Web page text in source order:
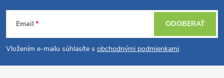
Z
á
p
Email
Vložením e-mailu súhlasíte s obchodnými podmienkami.
ODOBERAŤ